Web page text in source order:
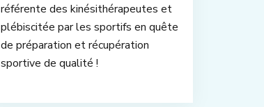
référente des kinésithérapeutes et
plébiscitée par les sportifs en quête
de préparation et récupération
sportive de qualité !